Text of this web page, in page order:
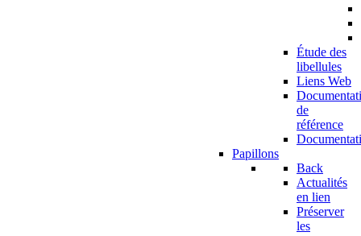
Étude des
libellules
Liens Web
de
référence
Papillons
Back
Actualités
en lien
Préserver
les